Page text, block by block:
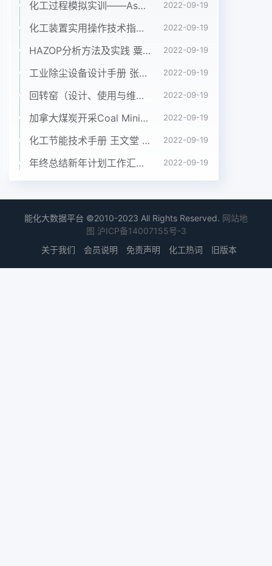
算…….·...................··...…....·…...………….….…152第三节
传动参数选择与减速器……..--...…·..··.…...r.r..... 1A1第
四节传动件设计….-..…·…...."…·....…..."-·*…-.....*……..
………164第五节回转窑部件的润
滑……..·...............-............... 179
第六章窑内换热装置与窑衬
第一节回转窑换热装置
.-.-.----------------- 176
.·-.---….…...…….……….181
--….--....--.·……188
第七章窑头窑尾各种装置
-….·..·.....…...........…-- 198
第一节窑头罩与窑尾罩·
化工过程模拟实训——Aspen Plus教程（第二版）孙兰义 化学工业出版社 2017年 2022-09-19
化工装置实用操作技术指南 韩文光2001年化学工业出版社 2022-09-19
HAZOP分析方法及实践 粟镇宇 化学工业出版社2018年 2022-09-19
工业除尘设备设计手册 张殿印 申丽 化工出版社 2012年 2022-09-19
回转窑（设计、使用与维修）沈阳铝镁设计院、长沙有色冶金设计院共同编写 2022-09-19
加拿大煤炭开采Coal Mining in Canada 2022-09-19
化工节能技术手册 王文堂 2006年化学工业出版社 2022-09-19
年终总结新年计划工作汇报PPT模板 2022-09-19
能化大数据平台 ©2010-2023 All Rights Reserved. 网站地
图 沪ICP备14007155号-3
关于我们
会员说明 免责声明 化工热词 旧版本